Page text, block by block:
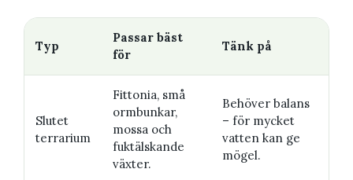
Typ
Passar bäst
för
Tänk på
Slutet
terrarium
Fittonia, små
ormbunkar,
mossa och
fuktälskande
växter.
Behöver balans
– för mycket
vatten kan ge
mögel.